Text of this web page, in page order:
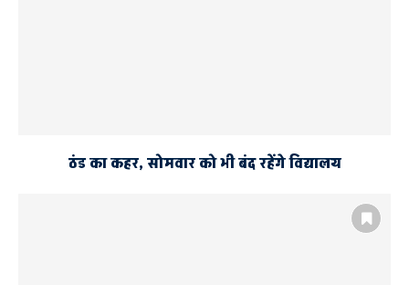
ठंड का कहर, सोमवार को भी बंद रहेंगे विद्यालय